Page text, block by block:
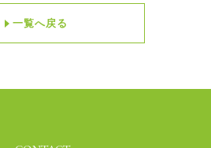
一覧へ戻る